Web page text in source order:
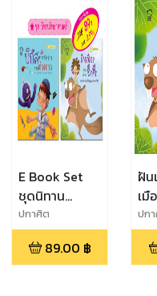
E Book Set
ชุดนิทาน
วิทยาศาสตร์
ปกาศิต
สุดใจ,ศรายุทธ
เนียมประยูร
89.00 ฿
ฝัน
เมื
ปก